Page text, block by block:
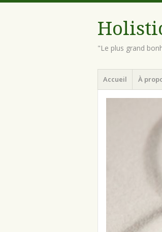
"Le plus grand
Menu
Aller
au
contenu
Accueil À